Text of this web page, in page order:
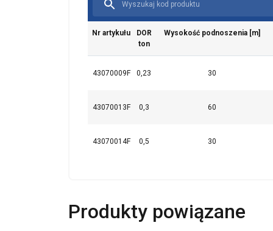
Nr artykułu
DOR
ton
Wysokość podnoszenia [m]
43070009F 0,23 30
43070013F 0,3 60
43070014F 0,5 30
Produkty powiązane
Ta strona
analitycznym,